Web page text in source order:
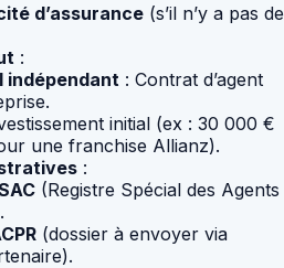
d’assurance (s’il n’y a pas de
:
indépendant : Contrat d’agent
initial (ex : 30 000 €
une franchise Allianz).
:
(Registre Spécial des Agents
(dossier à envoyer via